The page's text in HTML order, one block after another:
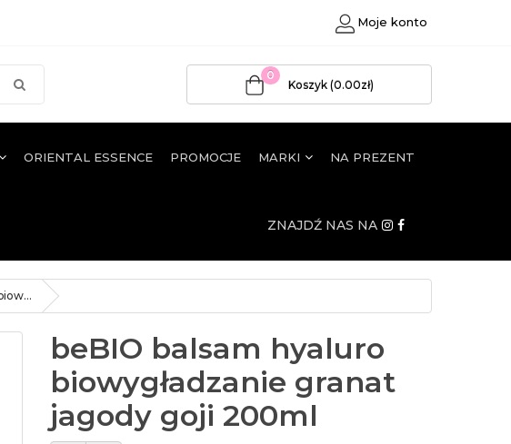
Moje konto
0
Koszyk (0.00zł)
ORIENTAL ESSENCE PROMOCJE MARKI NA PREZENT
ZNAJDŹ NAS NA
beBIO balsam hyaluro
biowygładzanie granat
jagody goji 200ml